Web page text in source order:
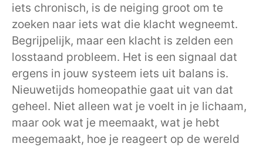
iets chronisch, is de neiging groot om te
zoeken naar iets wat die klacht wegneemt.
Begrijpelijk, maar een klacht is zelden een
losstaand probleem. Het is een signaal dat
ergens in jouw systeem iets uit balans is.
Nieuwetijds homeopathie gaat uit van dat
geheel. Niet alleen wat je voelt in je lichaam,
maar ook wat je meemaakt, wat je hebt
meegemaakt, hoe je reageert op de wereld